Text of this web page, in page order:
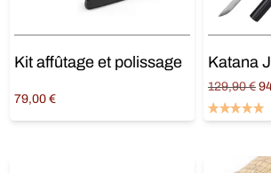
Kit affûtage et polissage
79,00 €
Ajouter au panier
129,90€
Ajouter au